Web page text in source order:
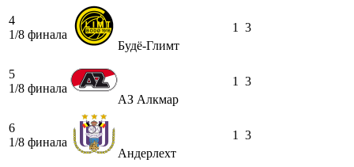
4
1/8 финала
Будё-Глимт
1 3
5
1/8 финала
АЗ Алкмар
1 3
6
1/8 финала
Андерлехт
1 3